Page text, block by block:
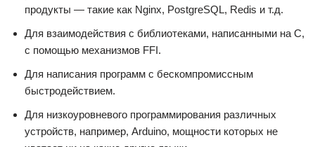
продукты — такие как Nginx, PostgreSQL, Redis и т.д.
Для взаимодействия с библиотеками, написанными на C,
с помощью механизмов FFI.
Для написания программ с бескомпромиссным
быстродействием.
Для низкоуровневого программирования различных
устройств, например, Arduino, мощности которых не